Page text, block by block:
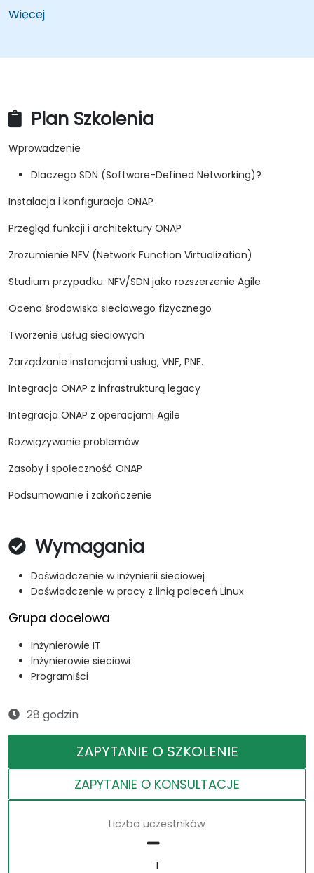
Więcej
Plan Szkolenia
Wprowadzenie
Dlaczego SDN (Software-Defined Networking)?
Instalacja i konfiguracja ONAP
Przegląd funkcji i architektury ONAP
Zrozumienie NFV (Network Function Virtualization)
Studium przypadku: NFV/SDN jako rozszerzenie Agile
Ocena środowiska sieciowego fizycznego
Tworzenie usług sieciowych
Zarządzanie instancjami usług, VNF, PNF.
Integracja ONAP z infrastrukturą legacy
Integracja ONAP z operacjami Agile
Rozwiązywanie problemów
Zasoby i społeczność ONAP
Podsumowanie i zakończenie
Wymagania
Doświadczenie w inżynierii sieciowej
Doświadczenie w pracy z linią poleceń Linux
Grupa docelowa
Inżynierowie IT
Inżynierowie sieciowi
Programiści
28 godzin
ZAPYTANIE O SZKOLENIE
ZAPYTANIE O KONSULTACJE
Liczba uczestników